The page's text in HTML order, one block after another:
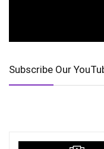
Subscribe Our